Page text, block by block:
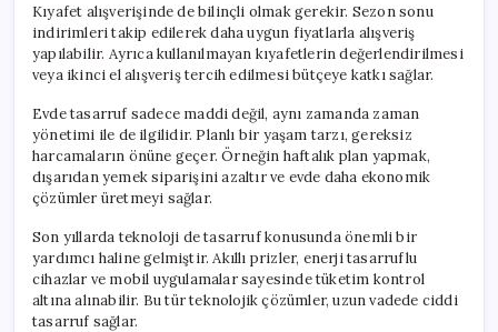
Kıyafet alışverişinde de bilinçli olmak gerekir. Sezon sonu
indirimleri takip edilerek daha uygun fiyatlarla alışveriş
yapılabilir. Ayrıca kullanılmayan kıyafetlerin değerlendirilmesi
veya ikinci el alışveriş tercih edilmesi bütçeye katkı sağlar.
Evde tasarruf sadece maddi değil, aynı zamanda zaman
yönetimi ile de ilgilidir. Planlı bir yaşam tarzı, gereksiz
harcamaların önüne geçer. Örneğin haftalık plan yapmak,
dışarıdan yemek siparişini azaltır ve evde daha ekonomik
çözümler üretmeyi sağlar.
Son yıllarda teknoloji de tasarruf konusunda önemli bir
yardımcı haline gelmiştir. Akıllı prizler, enerji tasarruflu
cihazlar ve mobil uygulamalar sayesinde tüketim kontrol
altına alınabilir. Bu tür teknolojik çözümler, uzun vadede ciddi
tasarruf sağlar.